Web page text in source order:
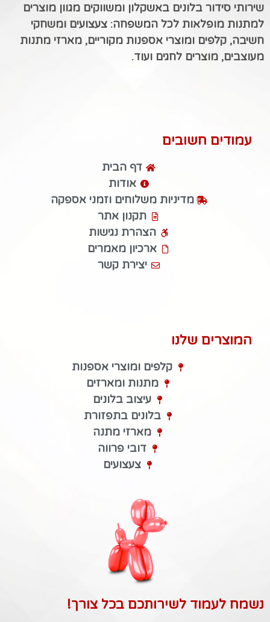
שירותי סידור בלונים באשקלון ומשווקים מגוון מוצרים
למתנות מופלאות לכל המשפחה: צעצועים ומשחקי
חשיבה, קלפים ומוצרי אספנות מקוריים, מארזי מתנות
מעוצבים, מוצרים לחגים ועוד.
עמודים חשובים
דף הבית
אודות
מדיניות משלוחים וזמני אספקה
תקנון אתר
הצהרת נגישות
ארכיון מאמרים
יצירת קשר
המוצרים שלנו
קלפים ומוצרי אספנות
מתנות ומארזים
עיצוב בלונים
בלונים בתפזורת
מארזי מתנה
דובי פרווה
צעצועים
נשמח לעמוד לשירותכם בכל צורך!